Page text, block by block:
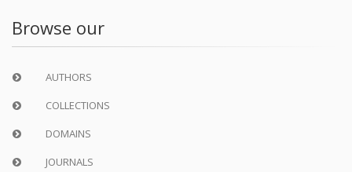
Browse our
AUTHORS
COLLECTIONS
DOMAINS
JOURNALS